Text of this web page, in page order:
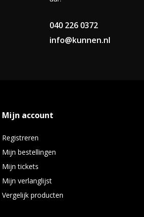
040 226 0372
info@kunnen.nl
Mijn account
Registreren
Mijn bestellingen
Mijn tickets
Mijn verlanglijst
Vergelijk producten